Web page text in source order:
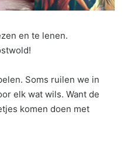
en te lenen.
Soms ruilen we in
elk wat wils. Want de
komen doen met